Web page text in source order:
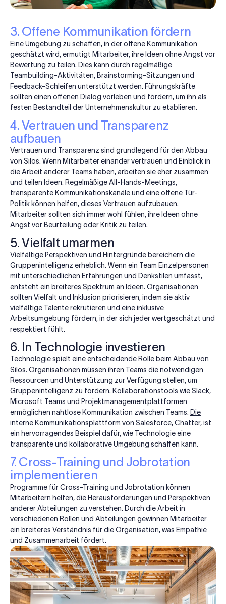
3. Offene Kommunikation fördern
Eine Umgebung zu schaffen, in der offene Kommunikation
geschätzt wird, ermutigt Mitarbeiter, ihre Ideen ohne Angst vor
Bewertung zu teilen. Dies kann durch regelmäßige
Teambuilding-Aktivitäten, Brainstorming-Sitzungen und
Feedback-Schleifen unterstützt werden. Führungskräfte
sollten einen offenen Dialog vorleben und fördern, um ihn als
festen Bestandteil der Unternehmenskultur zu etablieren.
4. Vertrauen und Transparenz
aufbauen
Vertrauen und Transparenz sind grundlegend für den Abbau
von Silos. Wenn Mitarbeiter einander vertrauen und Einblick in
die Arbeit anderer Teams haben, arbeiten sie eher zusammen
und teilen Ideen. Regelmäßige All-Hands-Meetings,
transparente Kommunikationskanäle und eine offene Tür-
Politik können helfen, dieses Vertrauen aufzubauen.
Mitarbeiter sollten sich immer wohl fühlen, ihre Ideen ohne
Angst vor Beurteilung oder Kritik zu teilen.
5. Vielfalt umarmen
Vielfältige Perspektiven und Hintergründe bereichern die
Gruppenintelligenz erheblich. Wenn ein Team Einzelpersonen
mit unterschiedlichen Erfahrungen und Denkstilen umfasst,
entsteht ein breiteres Spektrum an Ideen. Organisationen
sollten Vielfalt und Inklusion priorisieren, indem sie aktiv
vielfältige Talente rekrutieren und eine inklusive
Arbeitsumgebung fördern, in der sich jeder wertgeschätzt und
respektiert fühlt.
6. In Technologie investieren
Technologie spielt eine entscheidende Rolle beim Abbau von
Silos. Organisationen müssen ihren Teams die notwendigen
Ressourcen und Unterstützung zur Verfügung stellen, um
Gruppenintelligenz zu fördern. Kollaborationstools wie Slack,
Microsoft Teams und Projektmanagementplattformen
ermöglichen nahtlose Kommunikation zwischen Teams. Die
interne Kommunikationsplattform von Salesforce, Chatter, ist
ein hervorragendes Beispiel dafür, wie Technologie eine
transparente und kollaborative Umgebung schaffen kann.
7. Cross-Training und Jobrotation
implementieren
Programme für Cross-Training und Jobrotation können
Mitarbeitern helfen, die Herausforderungen und Perspektiven
anderer Abteilungen zu verstehen. Durch die Arbeit in
verschiedenen Rollen und Abteilungen gewinnen Mitarbeiter
ein breiteres Verständnis für die Organisation, was Empathie
und Zusammenarbeit fördert.